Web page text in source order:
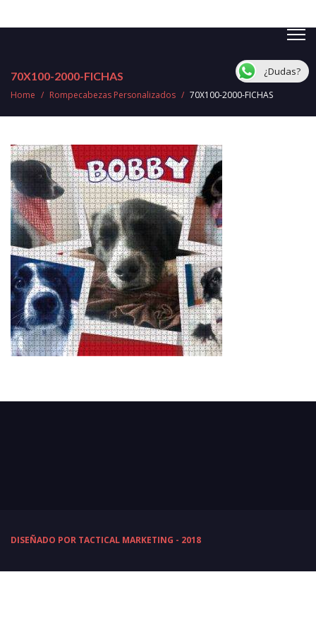
70X100-2000-FICHAS
Home / Rompecabezas Personalizados / 70X100-2000-FICHAS
DISEÑADO POR TACTICAL MARKETING - 2018
¿Dudas?